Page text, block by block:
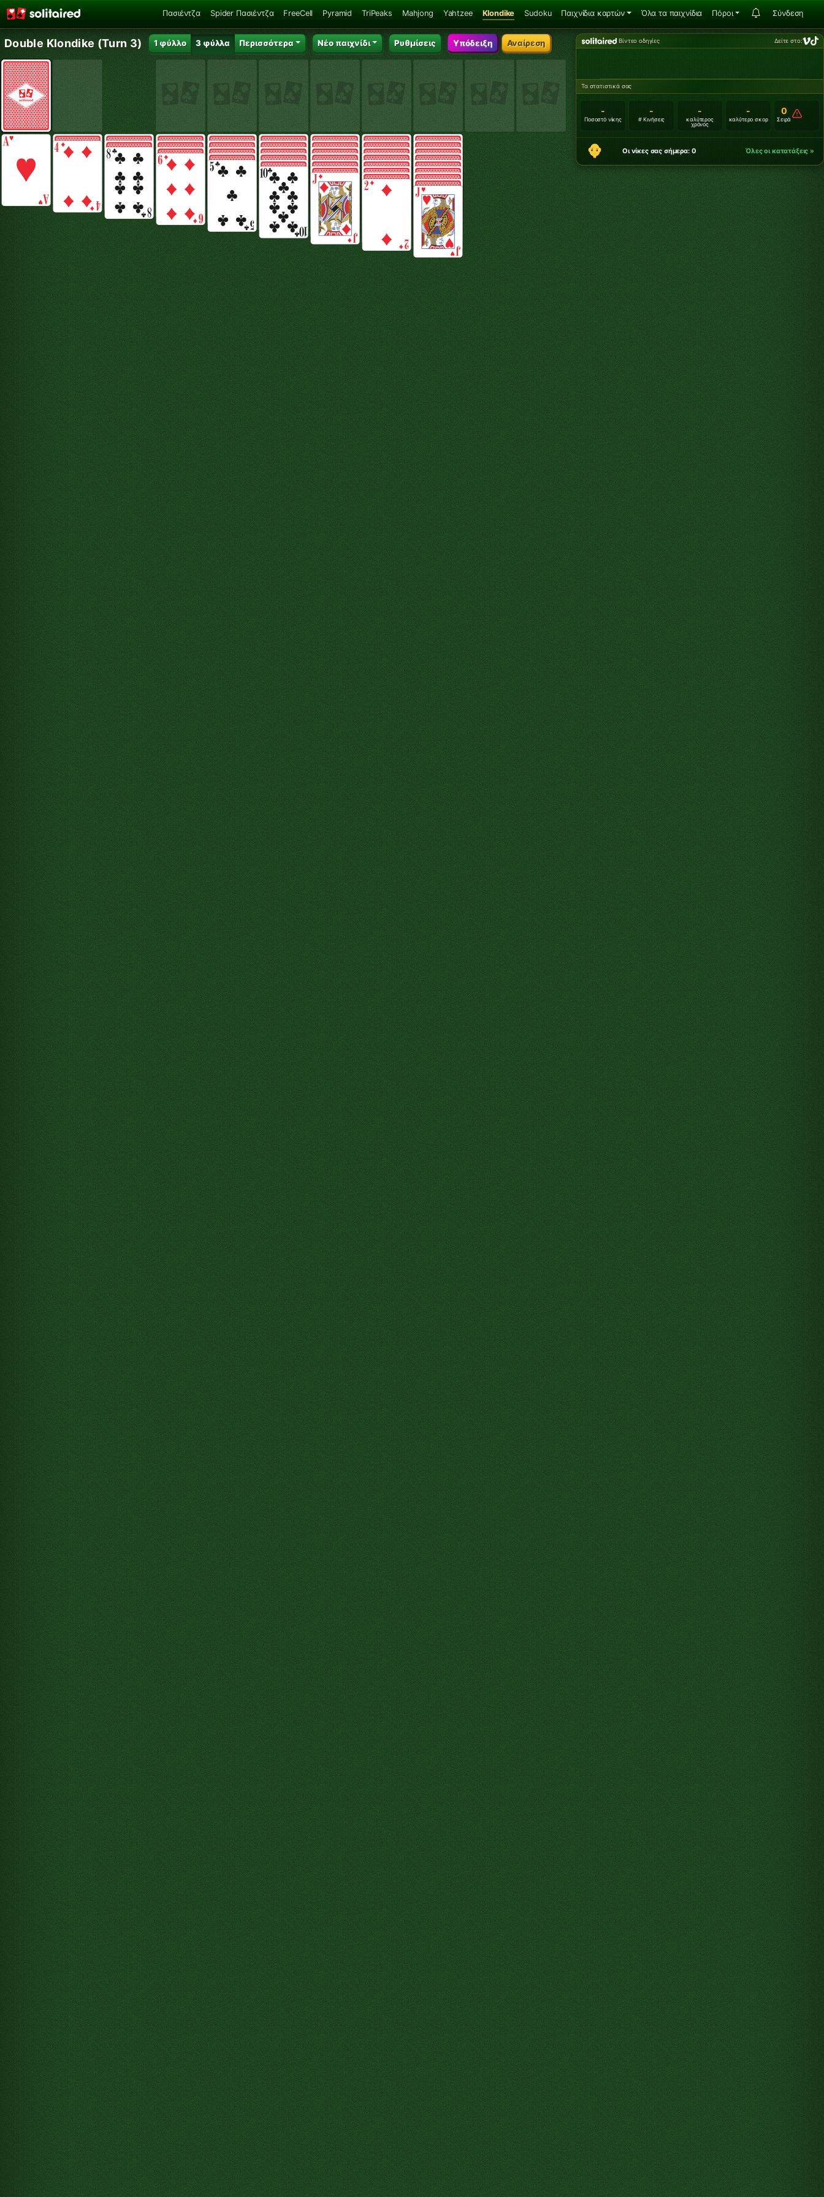
Πασιέντζα Spider Πασιέντζα FreeCell Pyramid TriPeaks Mahjong Yahtzee Klondike Sudoku Παιχνίδια καρτών Όλα τα παιχνίδια Πόροι Σύνδεση
Double Klondike (Turn 3) 1 φύλλο 3 φύλλα Περισσότερα Νέο παιχνίδι Ρυθμίσεις Υπόδειξη Αναίρεση Βίντεο οδηγίες Δείτε στο:
Τα στατιστικά σας
-
Ποσοστό νίκης
-
# Κινήσεις
-
καλύτερος
χρόνος
-
καλύτερο σκορ
0
Σειρά
Οι νίκες σας σήμερα: 0 Όλες οι κατατάξεις »